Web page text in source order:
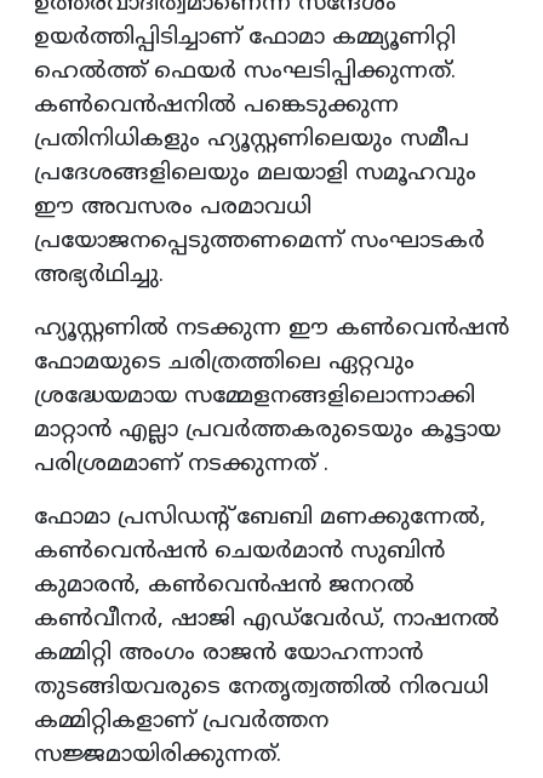
ഉയർത്തിപ്പിടിച്ചാണ് ഫോമാ കമ്മ്യൂണിറ്റി
ഹെൽത്ത് ഫെയർ സംഘടിപ്പിക്കുന്നത്.
കൺവെൻഷനിൽ പങ്കെടുക്കുന്ന
പ്രതിനിധികളും ഹ്യൂസ്റ്റണിലെയും സമീപ
പ്രദേശങ്ങളിലെയും മലയാളി സമൂഹവും
ഈ അവസരം പരമാവധി
പ്രയോജനപ്പെടുത്തണമെന്ന് സംഘാടകർ
അഭ്യർഥിച്ചു.
ഹ്യൂസ്റ്റണിൽ നടക്കുന്ന ഈ കൺവെൻഷൻ
ഫോമയുടെ ചരിത്രത്തിലെ ഏറ്റവും
ശ്രദ്ധേയമായ സമ്മേളനങ്ങളിലൊന്നാക്കി
മാറ്റാൻ എല്ലാ പ്രവർത്തകരുടെയും കൂട്ടായ
പരിശ്രമമാണ് നടക്കുന്നത് .
ഫോമാ പ്രസിഡന്റ് ബേബി മണക്കുന്നേൽ,
കൺവെൻഷൻ ചെയർമാൻ സുബിൻ
കുമാരൻ, കൺവെൻഷൻ ജനറൽ
കൺവീനർ, ഷാജി എഡ്‌വേർഡ്, നാഷനൽ
കമ്മിറ്റി അംഗം രാജൻ യോഹന്നാൻ
തുടങ്ങിയവരുടെ നേതൃത്വത്തിൽ നിരവധി
കമ്മിറ്റികളാണ് പ്രവർത്തന
സജ്ജമായിരിക്കുന്നത്.